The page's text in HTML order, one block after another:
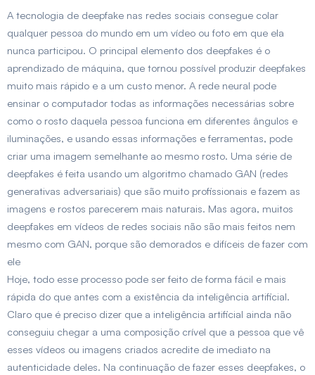
A tecnologia de deepfake nas redes sociais consegue colar
qualquer pessoa do mundo em um vídeo ou foto em que ela
nunca participou. O principal elemento dos deepfakes é o
aprendizado de máquina, que tornou possível produzir deepfakes
muito mais rápido e a um custo menor. A rede neural pode
ensinar o computador todas as informações necessárias sobre
como o rosto daquela pessoa funciona em diferentes ângulos e
iluminações, e usando essas informações e ferramentas, pode
criar uma imagem semelhante ao mesmo rosto. Uma série de
deepfakes é feita usando um algoritmo chamado GAN (redes
generativas adversariais) que são muito profissionais e fazem as
imagens e rostos parecerem mais naturais. Mas agora, muitos
deepfakes em vídeos de redes sociais não são mais feitos nem
mesmo com GAN, porque são demorados e difíceis de fazer com
ele
Hoje, todo esse processo pode ser feito de forma fácil e mais
rápida do que antes com a existência da inteligência artificial.
Claro que é preciso dizer que a inteligência artificial ainda não
conseguiu chegar a uma composição crível que a pessoa que vê
esses vídeos ou imagens criados acredite de imediato na
autenticidade deles. Na continuação de fazer esses deepfakes, o